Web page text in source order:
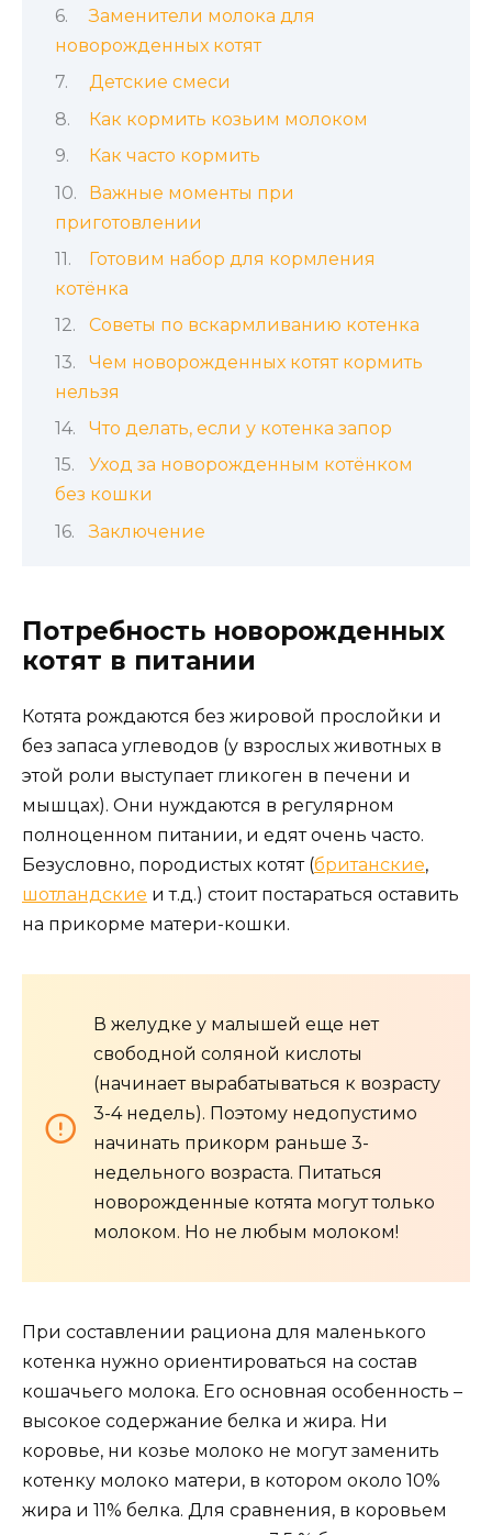
Заменители молока для
новорожденных котят
Детские смеси
Как кормить козьим молоком
Как часто кормить
Важные моменты при
приготовлении
Готовим набор для кормления
котёнка
Советы по вскармливанию котенка
Чем новорожденных котят кормить
нельзя
Что делать, если у котенка запор
Уход за новорожденным котёнком
без кошки
Заключение
Потребность новорожденных
котят в питании
Котята рождаются без жировой прослойки и
без запаса углеводов (у взрослых животных в
этой роли выступает гликоген в печени и
мышцах). Они нуждаются в регулярном
полноценном питании, и едят очень часто.
Безусловно, породистых котят (британские,
шотландские и т.д.) стоит постараться оставить
на прикорме матери-кошки.
В желудке у малышей еще нет
свободной соляной кислоты
(начинает вырабатываться к возрасту
3-4 недель). Поэтому недопустимо
начинать прикорм раньше 3-
недельного возраста. Питаться
новорожденные котята могут только
молоком. Но не любым молоком!
При составлении рациона для маленького
котенка нужно ориентироваться на состав
кошачьего молока. Его основная особенность –
высокое содержание белка и жира. Ни
коровье, ни козье молоко не могут заменить
котенку молоко матери, в котором около 10%
жира и 11% белка. Для сравнения, в коровьем